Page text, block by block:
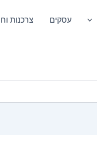
עסקים צרכנות